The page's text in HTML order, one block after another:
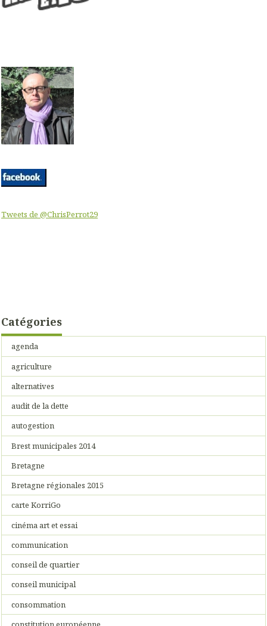
Tweets de @ChrisPerrot29
Catégories
agenda
agriculture
alternatives
audit de la dette
autogestion
Brest municipales 2014
Bretagne
Bretagne régionales 2015
carte KorriGo
cinéma art et essai
communication
conseil de quartier
conseil municipal
consommation